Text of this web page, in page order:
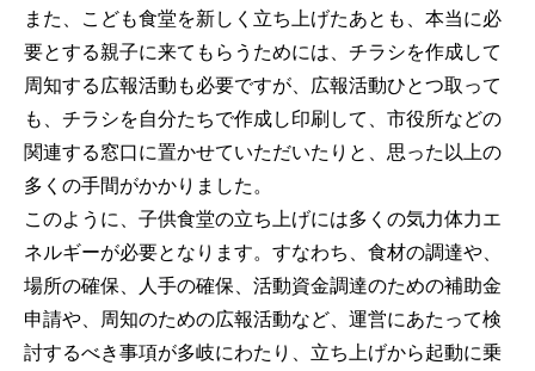
また、こども食堂を新しく立ち上げたあとも、本当に必
要とする親子に来てもらうためには、チラシを作成して
周知する広報活動も必要ですが、広報活動ひとつ取って
も、チラシを自分たちで作成し印刷して、市役所などの
関連する窓口に置かせていただいたりと、思った以上の
多くの手間がかかりました。
このように、子供食堂の立ち上げには多くの気力体力エ
ネルギーが必要となります。すなわち、食材の調達や、
場所の確保、人手の確保、活動資金調達のための補助金
申請や、周知のための広報活動など、運営にあたって検
討するべき事項が多岐にわたり、立ち上げから起動に乗